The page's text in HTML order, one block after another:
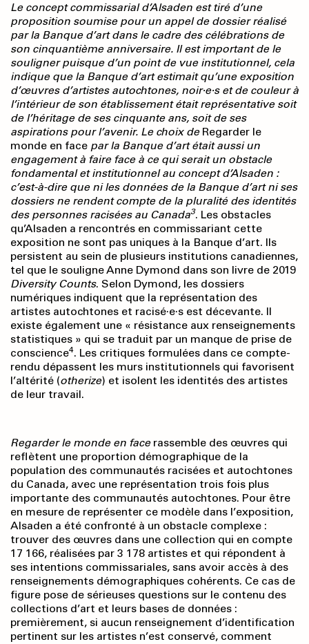
Le concept commissarial d’Alsaden est tiré d’une
proposition soumise pour un appel de dossier réalisé
par la Banque d’art dans le cadre des célébrations de
son cinquantième anniversaire. Il est important de le
souligner puisque d’un point de vue institutionnel, cela
indique que la Banque d’art estimait qu’une exposition
d’œuvres d’artistes autochtones, noir·e·s et de couleur à
l’intérieur de son établissement était représentative soit
de l’héritage de ses cinquante ans, soit de ses
aspirations pour l’avenir. Le choix de Regarder le
monde en face par la Banque d’art était aussi un
engagement à faire face à ce qui serait un obstacle
fondamental et institutionnel au concept d’Alsaden :
c’est-à-dire que ni les données de la Banque d’art ni ses
dossiers ne rendent compte de la pluralité des identités
des personnes racisées au Canada3. Les obstacles
qu’Alsaden a rencontrés en commissariant cette
exposition ne sont pas uniques à la Banque d’art. Ils
persistent au sein de plusieurs institutions canadiennes,
tel que le souligne Anne Dymond dans son livre de 2019
Diversity Counts. Selon Dymond, les dossiers
numériques indiquent que la représentation des
artistes autochtones et racisé·e·s est décevante. Il
existe également une « résistance aux renseignements
statistiques » qui se traduit par un manque de prise de
conscience4. Les critiques formulées dans ce compte-
rendu dépassent les murs institutionnels qui favorisent
l’altérité (otherize) et isolent les identités des artistes
de leur travail.
Regarder le monde en facerassemble des œuvres qui
reflètent une proportion démographique de la
population des communautés racisées et autochtones
du Canada, avec une représentation trois fois plus
importante des communautés autochtones. Pour être
en mesure de représenter ce modèle dans l’exposition,
Alsaden a été confronté à un obstacle complexe :
trouver des œuvres dans une collection qui en compte
17 166, réalisées par 3 178 artistes et qui répondent à
ses intentions commissariales, sans avoir accès à des
renseignements démographiques cohérents. Ce cas de
figure pose de sérieuses questions sur le contenu des
collections d’art et leurs bases de données :
premièrement, si aucun renseignement d’identification
pertinent sur les artistes n’est conservé, comment